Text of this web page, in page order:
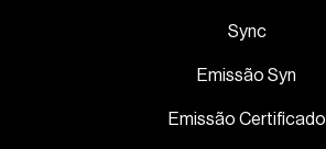
Sync
Emissão Syn
Emissão Certificado